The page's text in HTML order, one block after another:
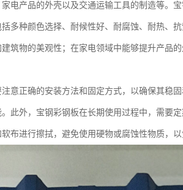
电产品的外壳以及交通运输工具的制造等。
多种颜色选择、耐候性好、耐腐蚀、耐热、抗
筑物的美观性；在家电领域中能够提升产品
意正确的安装方法和固定方式，以确保其稳
此外，宝钢彩钢板在长期使用过程中，需要
布进行擦拭，避免使用硬物或腐蚀性物质，以